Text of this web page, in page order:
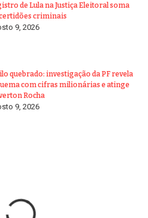
de Lula na Justiça Eleitoral soma
criminais
9, 2026
quebrado: investigação da PF revela
com cifras milionárias e atinge
Rocha
9, 2026